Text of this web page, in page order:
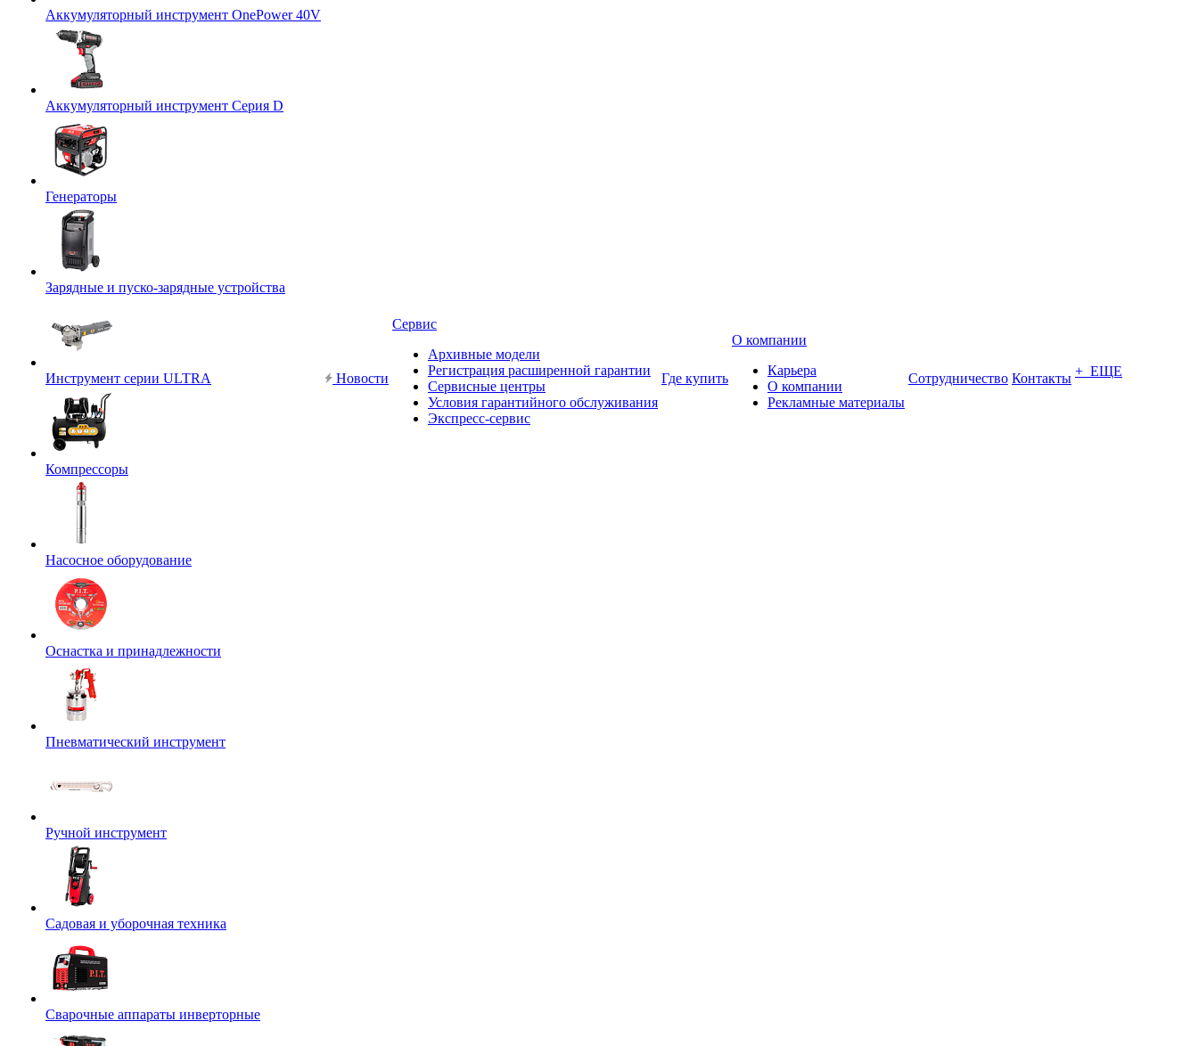
Аккумуляторный инструмент OnePower 40V
Аккумуляторный инструмент Серия D
Генераторы
Зарядные и пуско-зарядные устройства
Инструмент серии ULTRA
Компрессоры
Насосное оборудование
Оснастка и принадлежности
Пневматический инструмент
Ручной инструмент
Садовая и уборочная техника
Сварочные аппараты инверторные
Новости
Сервис
Архивные модели
Регистрация расширенной гарантии
Сервисные центры
Условия гарантийного обслуживания
Экспресс-сервис
Где купить
О компании
Карьера
О компании
Рекламные материалы
Сотрудничество Контакты + ЕЩЕ